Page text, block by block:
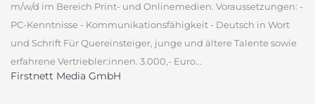
m/w/d im Bereich Print- und Onlinemedien. Voraussetzungen: -
PC-Kenntnisse - Kommunikationsfähigkeit - Deutsch in Wort
und Schrift Für Quereinsteiger, junge und ältere Talente sowie
erfahrene Vertriebler:innen. 3.000,- Euro...
Firstnett Media GmbH